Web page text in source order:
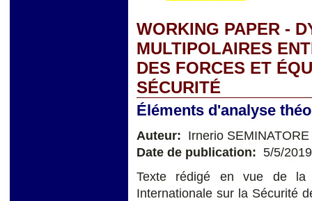
WORKING PAPER -
MULTIPOLAIRES
DES FORCES ET
SÉCURITÉ
Éléments d'analyse
Auteur: Irnerio SEMINATORE
Date de publication: 5/5/2019
Texte rédigé en vue de la
Internationale sur la Sécurité